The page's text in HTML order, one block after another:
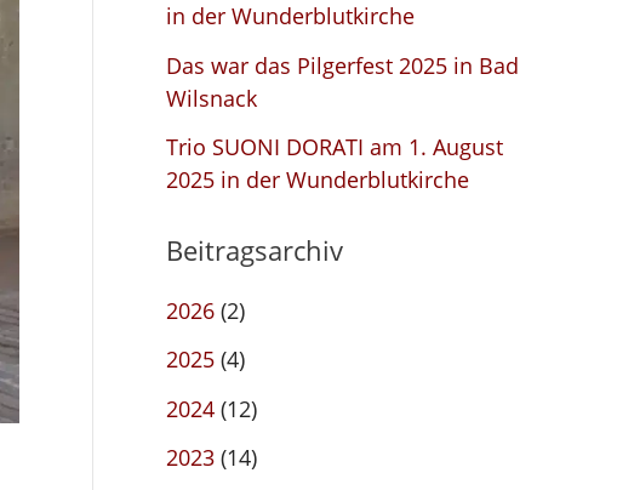
in der Wunderblutkirche
Das war das Pilgerfest 2025 in Bad
Wilsnack
Trio SUONI DORATI am 1. August
2025 in der Wunderblutkirche
Beitragsarchiv
2026 (2)
2025 (4)
2024 (12)
2023 (14)